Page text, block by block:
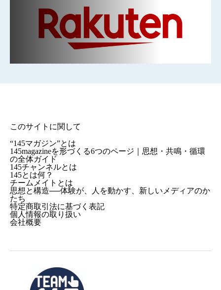
このサイトに関して
“145マガジン”とは
145magazineを形づくる6つのページ｜思想・共鳴・循環
の全体ガイド
145チャンネルとは
145とは何？
チームメイトとは
思想と構造──体験が、人を動かす、新しいメディアのか
たち
特定商取引法に基づく表記
個人情報の取り扱い
会社概要